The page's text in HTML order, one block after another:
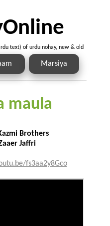
text) of urdu nohay, new & old
Marsiya
maula
Brothers
Jaffri
fs3aa2y8Gco